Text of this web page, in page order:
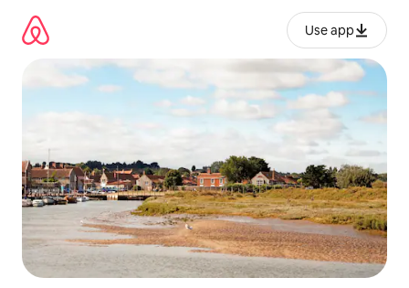
kwenda
kwenye
Use app